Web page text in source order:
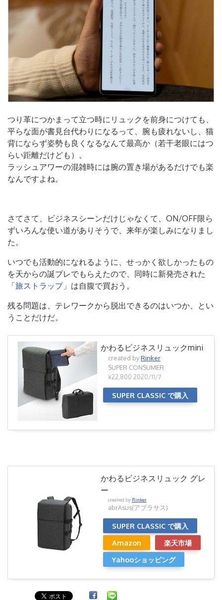
つり革につかまって立つ時にリュックを前身につけても、
平らな面が書見台代わりになるって、腕も疲れないし、猫
背にならず姿勢も良くなるなんて最高か（若干老眼にはつ
らい距離だけども）。
ラッシュアワーの混雑時には腕の置き場があるだけでも楽
なんですよね。
さてさて、ビジネスシーンだけじゃなくて、ON/OFF限ら
ずいろんな使い道がありそうで、来年が楽しみになりまし
た。
いつでも活動的になれるように、せっかく欲しかったもの
を天からの誕プレでもらえたので、同時に新発売された
「旅ストラップ」は自腹で買おう。
残る問題は、テレワークから脱出できるのはいつか、とい
うことだけだ。
かわるビジネスリュックmini
created byRinker
SUPER CONSUMER
¥22,800 2020/11/7
SUPER CLASSIC で購入
かわるビジネスリュック グレ
ー
created by Rinker
abrAsus(アブラサス)
SUPER CLASSIC で購入
Amazon
楽天市場
Yahooショッピング